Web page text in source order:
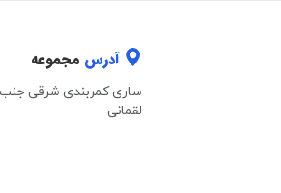
آدرس مجموعه
ساری کمربندی شرقی جنب
لقمانی